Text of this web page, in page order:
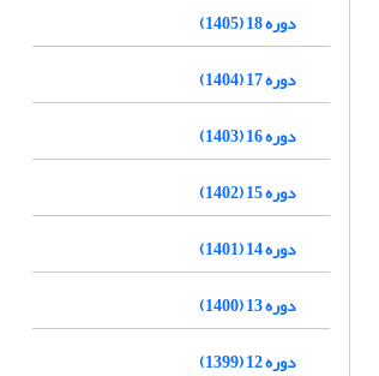
دوره 18 (1405)
دوره 17 (1404)
دوره 16 (1403)
دوره 15 (1402)
دوره 14 (1401)
دوره 13 (1400)
دوره 12 (1399)